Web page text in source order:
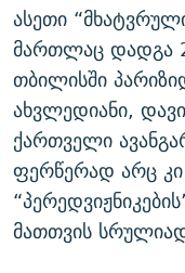
ასეთი
მართლაც დადგა
თბილისში
ახვლედიანი,
ქართველი
ფერწერად არც კი
მათთვის